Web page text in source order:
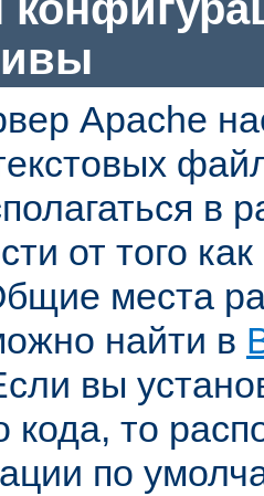
Apache
в
от того
места
найти в
вы
кода, то
по